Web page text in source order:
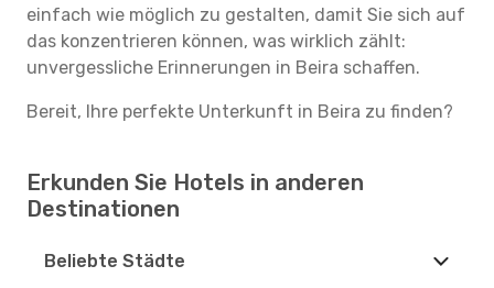
einfach wie möglich zu gestalten, damit Sie sich auf
das konzentrieren können, was wirklich zählt:
unvergessliche Erinnerungen in Beira schaffen.
Bereit, Ihre perfekte Unterkunft in Beira zu finden?
Erkunden Sie Hotels in anderen
Destinationen
Beliebte Städte